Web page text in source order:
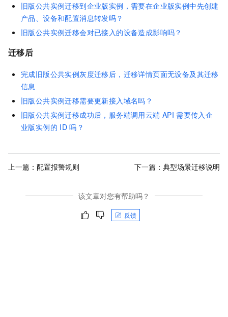
旧版公共实例迁移到企业版实例，需要在企业版实例中先创建
产品、设备和配置消息转发吗？
旧版公共实例迁移会对已接入的设备造成影响吗？
迁移后
完成旧版公共实例灰度迁移后，迁移详情页面无设备及其迁移
信息
旧版公共实例迁移需要更新接入域名吗？
旧版公共实例迁移成功后，服务端调用云端 API 需要传入企
业版实例的 ID 吗？
上一篇： 配置报警规则 下一篇： 典型场景迁移说明
该文章对您有帮助吗？
反馈